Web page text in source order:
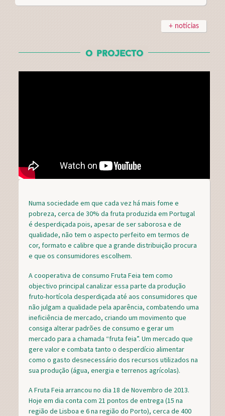
+ notícias
O PROJECTO
Numa sociedade em que cada vez há mais fome e
pobreza, cerca de 30% da fruta produzida em Portugal
é desperdiçada pois, apesar de ser saborosa e de
qualidade, não tem o aspecto perfeito em termos de
cor, formato e calibre que a grande distribuição procura
e que os consumidores escolhem.
A cooperativa de consumo Fruta Feia tem como
objectivo principal canalizar essa parte da produção
fruto-hortícola desperdiçada até aos consumidores que
não julgam a qualidade pela aparência, combatendo uma
ineficiência de mercado, criando um movimento que
consiga alterar padrões de consumo e gerar um
mercado para a chamada “fruta feia”. Um mercado que
gere valor e combata tanto o desperdício alimentar
como o gasto desnecessário dos recursos utilizados na
sua produção (água, energia e terrenos agrícolas).
A Fruta Feia arrancou no dia 18 de Novembro de 2013.
Hoje em dia conta com 21 pontos de entrega (15 na
região de Lisboa e 6 na região do Porto), cerca de 400